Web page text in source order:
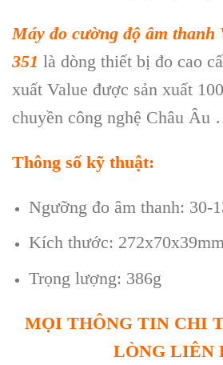
Máy đo cường độ âm thanh
351 là dòng thiết bị đo cao
xuất Value được sản xuất
chuyền công nghệ Châu Âu
Thông số kỹ thuật:
Ngưỡng đo âm thanh: 30-
Kích thước:
Trọng lượng: 386g
MỌI THÔNG TIN CHI
LÒNG LIÊN